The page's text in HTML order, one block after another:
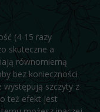
(4-15 razy
skuteczne a
równomierną
bez konieczności
szczyty z
też efekt jest